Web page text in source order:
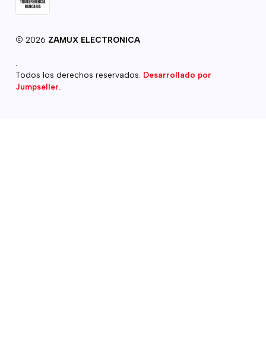
2026 ZAMUX ELECTRONICA
.
Todos los derechos reservados. Desarrollado por
Jumpseller.